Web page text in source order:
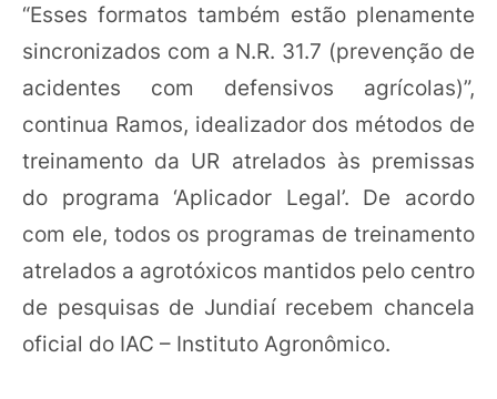
“Esses formatos também estão plenamente
sincronizados com a N.R. 31.7 (prevenção de
acidentes com defensivos agrícolas)”,
continua Ramos, idealizador dos métodos de
treinamento da UR atrelados às premissas
do programa ‘Aplicador Legal’. De acordo
com ele, todos os programas de treinamento
atrelados a agrotóxicos mantidos pelo centro
de pesquisas de Jundiaí recebem chancela
oficial do IAC – Instituto Agronômico.